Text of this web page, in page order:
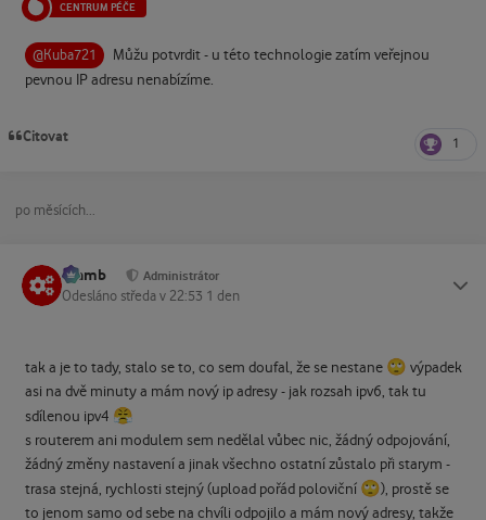
CENTRUM PÉČE
@Kuba721
Můžu potvrdit - u této technologie zatím veřejnou
pevnou IP adresu nenabízíme.
Citovat 1
po měsících...
Slamb Administrátor
Odesláno středa v 22:53 1 den
tak a je to tady, stalo se to, co sem doufal, že se nestane 🙄 výpadek
asi na dvě minuty a mám nový ip adresy - jak rozsah ipv6, tak tu
sdílenou ipv4 😤
s routerem ani modulem sem nedělal vůbec nic, žádný odpojování,
žádný změny nastavení a jinak všechno ostatní zůstalo při starym -
trasa stejná, rychlosti stejný (upload pořád poloviční 🙄), prostě se
to jenom samo od sebe na chvíli odpojilo a mám nový adresy, takže